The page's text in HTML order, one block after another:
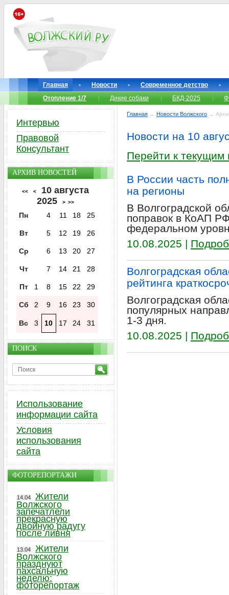
Главная Новости
Современное детство
Отопление 1/7
Дикие собаки БКД-2025
Главная → Новости Волжского →
Новости на 10
Перейти к текущим
В России часть
на регионы
В Волгоградской
поправок в КоАП
федеральном
10.08.2025 |
Волгоградская
рейтинга
Волгоградская
популярных
1-3 дня.
10.08.2025 |
Интервью
Правовой
Консультант
АРХИВ НОВОСТЕЙ
<< <
10 августа
2025
> >>
Пн 4 11 18 25
Вт 5 12 19 26
Ср 6 13 20 27
Чт 7 14 21 28
Пт 1 8 15 22 29
Сб 2 9 16 23 30
Вс 3 10 17 24 31
ПОИСК
Использование
информации сайта
Условия
использования
сайта
ФОТОРЕПОРТАЖИ
14.04
Жители
Волжского
запечатлели
прекрасную
двойную радугу
после ливня
13.04
Жители
Волжского
празднуют
пахсальную
неделю:
фоторепортаж